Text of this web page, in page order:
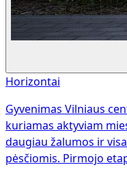
Horizontai
Gyvenimas Vilniaus
kuriamas aktyviam
daugiau žalumos ir
pėsčiomis. Pirmojo